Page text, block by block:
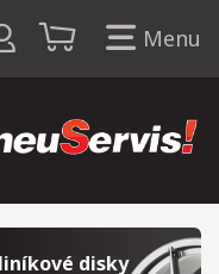
Menu
disky